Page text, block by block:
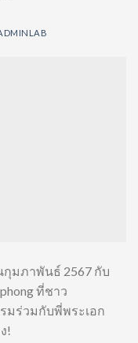
กุมภาพันธ์ 2567 กับ
ที่ชาว
มร่วมกับพี่พระเอก
!